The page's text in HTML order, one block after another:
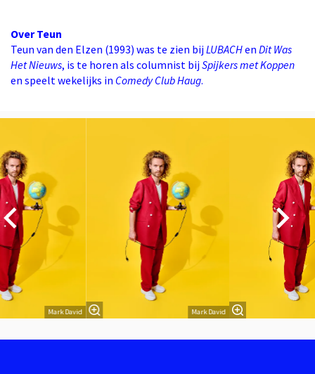
Over Teun
Teun van den Elzen (1993) was te zien bij LUBACHen Dit Was
Het Nieuws, is te horen als columnist bij Spijkers met Koppen
en speelt wekelijks in Comedy Club Haug.
Mark David Mark David